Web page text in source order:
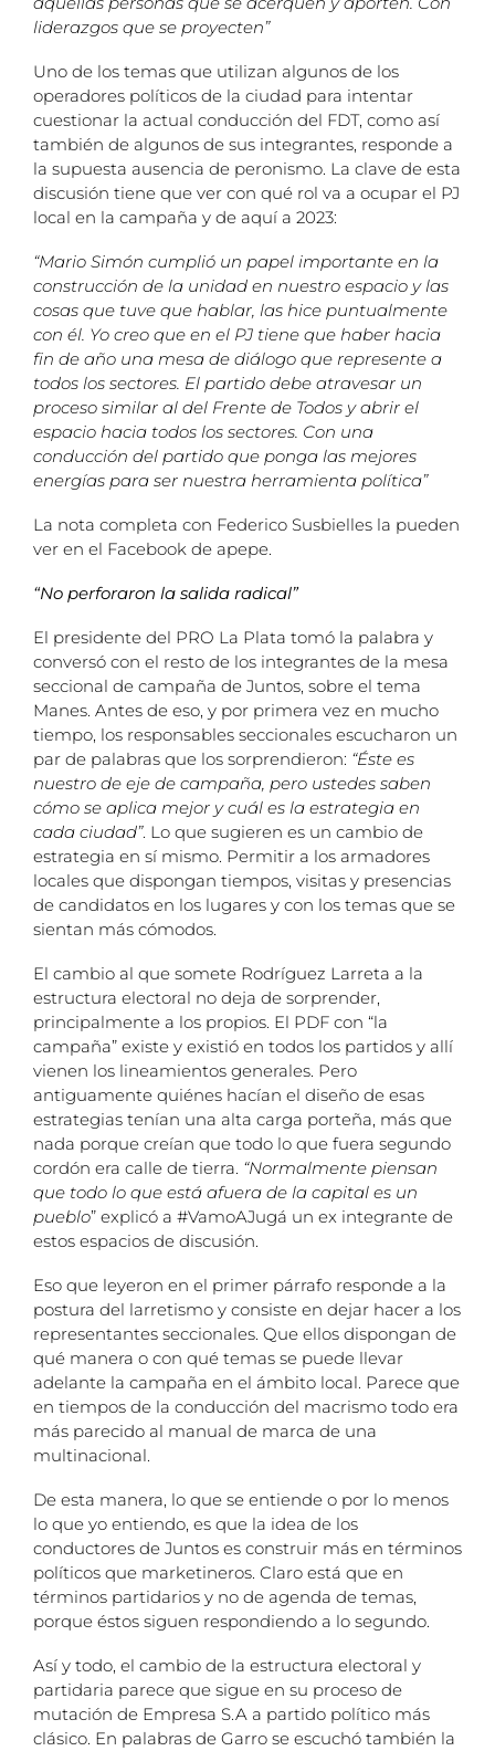
liderazgos que se proyecten”
Uno de los temas que utilizan algunos de los
operadores políticos de la ciudad para intentar
cuestionar la actual conducción del FDT, como así
también de algunos de sus integrantes, responde a
la supuesta ausencia de peronismo. La clave de esta
discusión tiene que ver con qué rol va a ocupar el PJ
local en la campaña y de aquí a 2023:
“Mario Simón cumplió un papel importante en la
construcción de la unidad en nuestro espacio y las
cosas que tuve que hablar, las hice puntualmente
con él. Yo creo que en el PJ tiene que haber hacia
fin de año una mesa de diálogo que represente a
todos los sectores. El partido debe atravesar un
proceso similar al del Frente de Todos y abrir el
espacio hacia todos los sectores. Con una
conducción del partido que ponga las mejores
energías para ser nuestra herramienta política”
La nota completa con Federico Susbielles la pueden
ver en el Facebook de apepe.
“No perforaron la salida radical”
El presidente del PRO La Plata tomó la palabra y
conversó con el resto de los integrantes de la mesa
seccional de campaña de Juntos, sobre el tema
Manes. Antes de eso, y por primera vez en mucho
tiempo, los responsables seccionales escucharon un
par de palabras que los sorprendieron: “Éste es
nuestro de eje de campaña, pero ustedes saben
cómo se aplica mejor y cuál es la estrategia en
cada ciudad”. Lo que sugieren es un cambio de
estrategia en sí mismo. Permitir a los armadores
locales que dispongan tiempos, visitas y presencias
de candidatos en los lugares y con los temas que se
sientan más cómodos.
El cambio al que somete Rodríguez Larreta a la
estructura electoral no deja de sorprender,
principalmente a los propios. El PDF con “la
campaña” existe y existió en todos los partidos y allí
vienen los lineamientos generales. Pero
antiguamente quiénes hacían el diseño de esas
estrategias tenían una alta carga porteña, más que
nada porque creían que todo lo que fuera segundo
cordón era calle de tierra. “Normalmente piensan
que todo lo que está afuera de la capital es un
pueblo” explicó a #VamoAJugá un ex integrante de
estos espacios de discusión.
Eso que leyeron en el primer párrafo responde a la
postura del larretismo y consiste en dejar hacer a los
representantes seccionales. Que ellos dispongan de
qué manera o con qué temas se puede llevar
adelante la campaña en el ámbito local. Parece que
en tiempos de la conducción del macrismo todo era
más parecido al manual de marca de una
multinacional.
De esta manera, lo que se entiende o por lo menos
lo que yo entiendo, es que la idea de los
conductores de Juntos es construir más en términos
políticos que marketineros. Claro está que en
términos partidarios y no de agenda de temas,
porque éstos siguen respondiendo a lo segundo.
Así y todo, el cambio de la estructura electoral y
partidaria parece que sigue en su proceso de
mutación de Empresa S.A a partido político más
clásico. En palabras de Garro se escuchó también la